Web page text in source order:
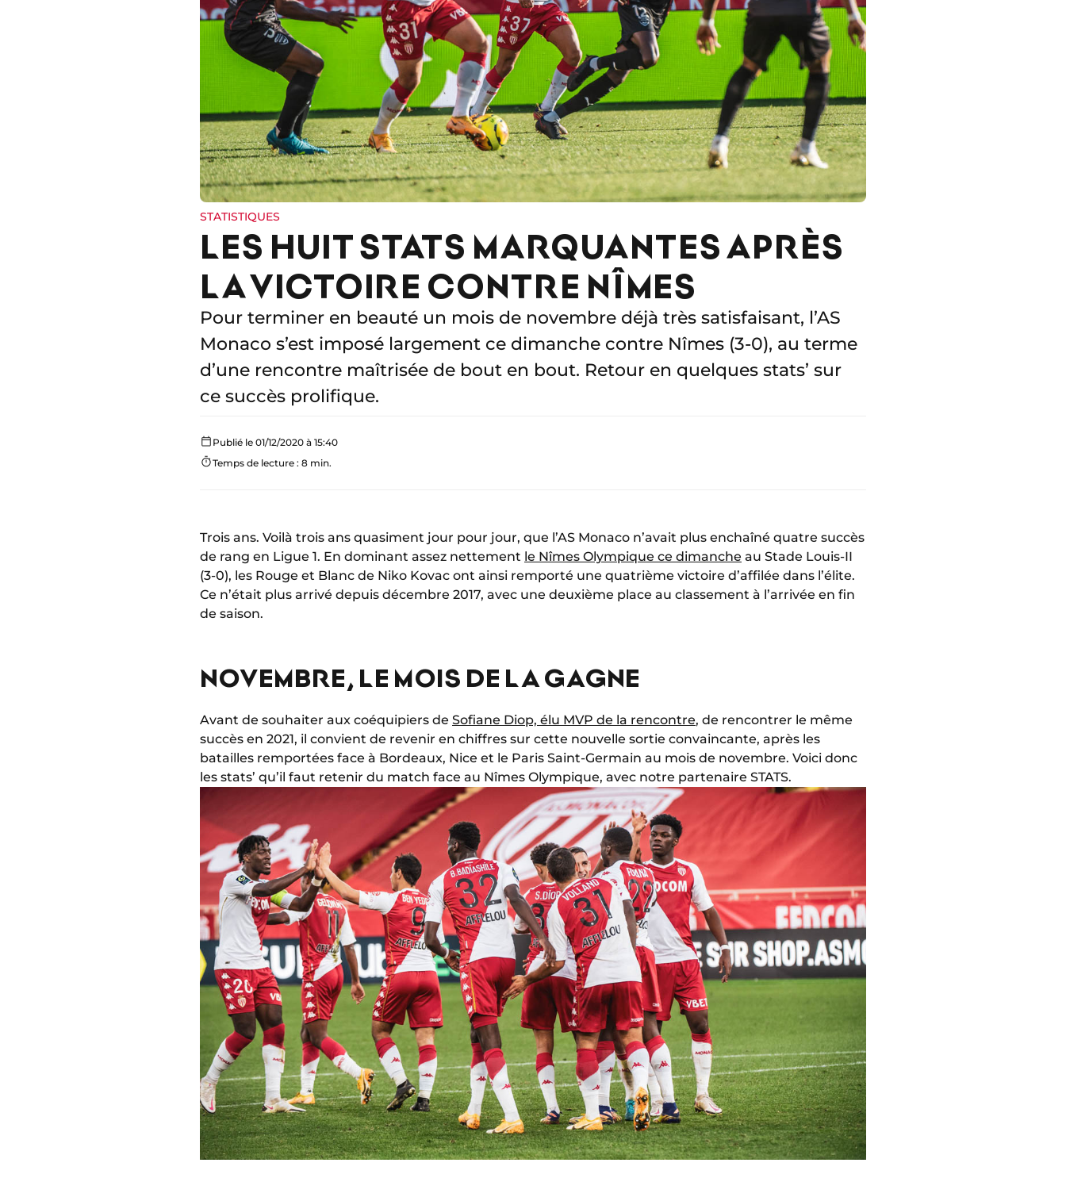
STATISTIQUES
LES HUIT STATS MARQUANTES APRÈS
LA VICTOIRE CONTRE NÎMES
Pour terminer en beauté un mois de novembre déjà très satisfaisant, l’AS
Monaco s’est imposé largement ce dimanche contre Nîmes (3-0), au terme
d’une rencontre maîtrisée de bout en bout. Retour en quelques stats’ sur
ce succès prolifique.
Publié le 01/12/2020 à 15:40
Temps de lecture : 8 min.
Trois ans. Voilà trois ans quasiment jour pour jour, que l’AS Monaco n’avait plus enchaîné quatre succès
de rang en Ligue 1. En dominant assez nettement le Nîmes Olympique ce dimanche au Stade Louis-II
(3-0), les Rouge et Blanc de Niko Kovac ont ainsi remporté une quatrième victoire d’affilée dans l’élite.
Ce n’était plus arrivé depuis décembre 2017, avec une deuxième place au classement à l’arrivée en fin
de saison.
NOVEMBRE, LE MOIS DE LA GAGNE
Avant de souhaiter aux coéquipiers de Sofiane Diop, élu MVP de la rencontre, de rencontrer le même
succès en 2021, il convient de revenir en chiffres sur cette nouvelle sortie convaincante, après les
batailles remportées face à Bordeaux, Nice et le Paris Saint-Germain au mois de novembre. Voici donc
les stats’ qu’il faut retenir du match face au Nîmes Olympique, avec notre partenaire STATS.